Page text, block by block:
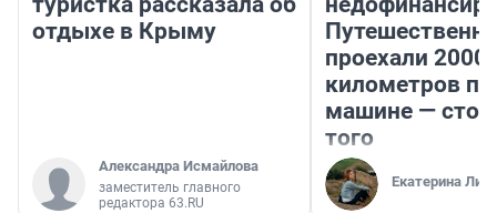
отдыхе в Крыму
Александра Исмайлова
заместитель главного
редактора 63.RU
проехали 2000
километров по
машине —
того
Екатерина